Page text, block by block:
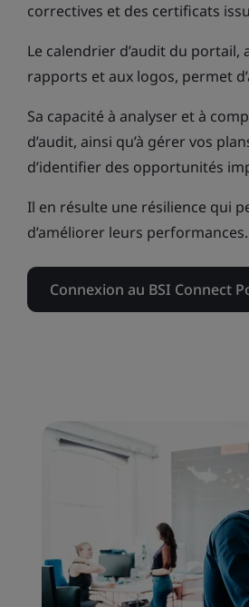
correctives et des certificats
Le calendrier d’audit du portail,
rapports et aux logos, permet
Sa capacité à analyser et à
d’audit, ainsi qu’à gérer vos
d’identifier des opportunités
Il en résulte une résilience qui
d’améliorer leurs performances.
Connexion au BSI Connect